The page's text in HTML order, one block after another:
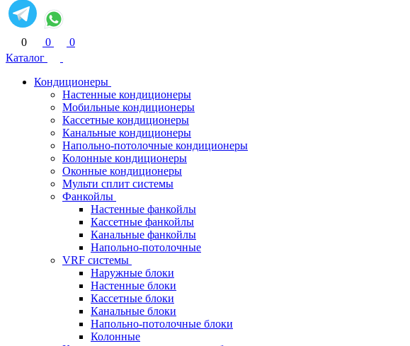
0 0
0
Каталог
Кондиционеры
Настенные кондиционеры
Мобильные кондиционеры
Кассетные кондиционеры
Канальные кондиционеры
Напольно-потолочные кондиционеры
Колонные кондиционеры
Оконные кондиционеры
Мульти сплит системы
Фанкойлы
Настенные фанкойлы
Кассетные фанкойлы
Канальные фанкойлы
Напольно-потолочные
VRF системы
Наружные блоки
Настенные блоки
Кассетные блоки
Канальные блоки
Напольно-потолочные блоки
Колонные